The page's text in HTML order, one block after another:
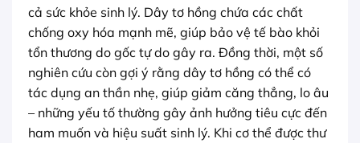
cả sức khỏe sinh lý. Dây tơ hồng chứa các chất
chống oxy hóa mạnh mẽ, giúp bảo vệ tế bào khỏi
tổn thương do gốc tự do gây ra. Đồng thời, một số
nghiên cứu còn gợi ý rằng dây tơ hồng có thể có
tác dụng an thần nhẹ, giúp giảm căng thẳng, lo âu
– những yếu tố thường gây ảnh hưởng tiêu cực đến
ham muốn và hiệu suất sinh lý. Khi cơ thể được thư